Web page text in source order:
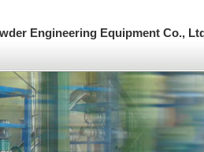
Engineering Equipment Co.,